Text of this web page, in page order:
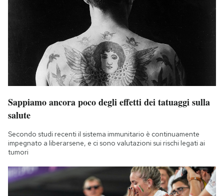
Sappiamo ancora poco degli effetti dei tatuaggi sulla
salute
Secondo studi recenti il sistema immunitario è continuamente
impegnato a liberarsene, e ci sono valutazioni sui rischi legati ai
tumori